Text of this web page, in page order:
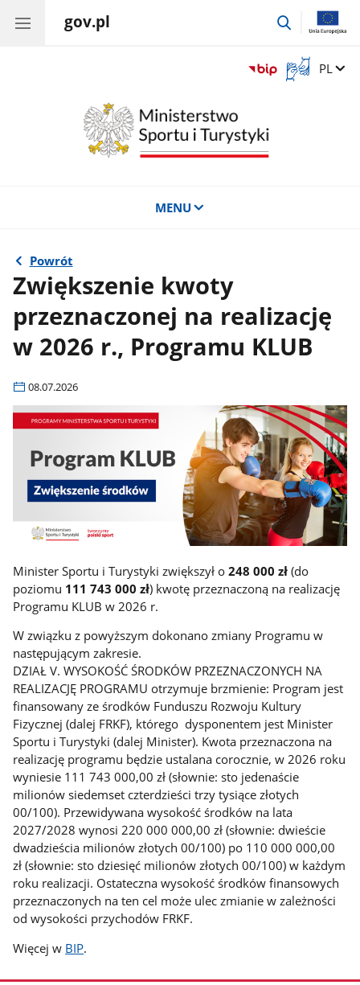
gov.pl
przejdź
Otwórz
okno
Zmień
PL
MENU
Powrót
Zwiększenie kwoty
przeznaczonej na realizację
w 2026 r., Programu KLUB
08.07.2026
Minister Sportu i Turystyki zwiększył o248 000 zł (do
poziomu 111 743 000 zł) kwotę przeznaczoną na realizację
Programu KLUB w 2026 r.
W związku z powyższym dokonano zmiany Programu w
następującym zakresie.
DZIAŁ V. WYSOKOŚĆ ŚRODKÓW PRZEZNACZONYCH NA
REALIZACJĘ PROGRAMU otrzymuje brzmienie: Program jest
finansowany ze środków Funduszu Rozwoju Kultury
Fizycznej (dalej FRKF), którego dysponentem jest Minister
Sportu i Turystyki (dalej Minister). Kwota przeznaczona na
realizację programu będzie ustalana corocznie, w 2026 roku
wyniesie 111 743 000,00 zł (słownie: sto jedenaście
milionów siedemset czterdzieści trzy tysiące złotych
00/100). Przewidywana wysokość środków na lata
2027/2028 wynosi 220 000 000,00 zł (słownie: dwieście
dwadzieścia milionów złotych 00/100) po 110 000 000,00
zł (słownie: sto dziesięć milionów złotych 00/100) w każdym
roku realizacji. Ostateczna wysokość środków finansowych
przeznaczonych na ten cel może ulec zmianie w zależności
od wysokości przychodów FRKF.
Więcej w BIP.